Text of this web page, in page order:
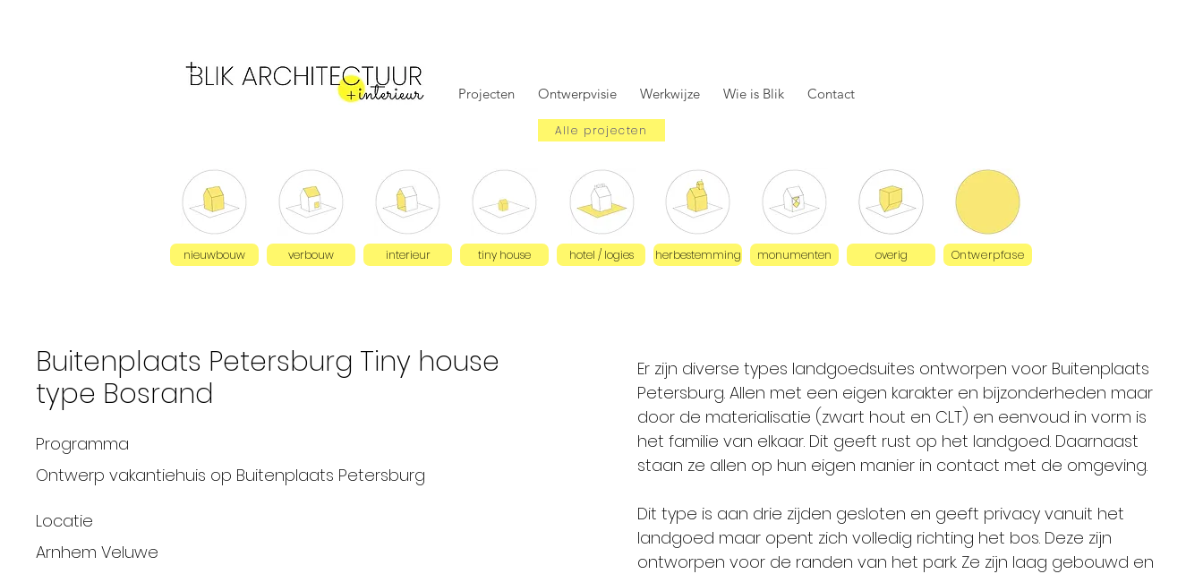
Projecten Ontwerpvisie Werkwijze Wie is Blik Contact
Alle projecten
nieuwbouw verbouw interieur tiny house hotel / logies herbestemming monumenten overig Ontwerpfase
Buitenplaats Petersburg Tiny house
type Bosrand
Programma
Ontwerp vakantiehuis op Buitenplaats Petersburg
Locatie
Arnhem Veluwe
Er zijn diverse types landgoedsuites ontworpen voor Buitenplaats
Petersburg. Allen met een eigen karakter en bijzonderheden maar
door de materialisatie (zwart hout en CLT) en eenvoud in vorm is
het familie van elkaar. Dit geeft rust op het landgoed. Daarnaast
staan ze allen op hun eigen manier in contact met de omgeving.
Dit type is aan drie zijden gesloten en geeft privacy vanuit het
landgoed maar opent zich volledig richting het bos. Deze zijn
ontworpen voor de randen van het park. Ze zijn laag gebouwd en